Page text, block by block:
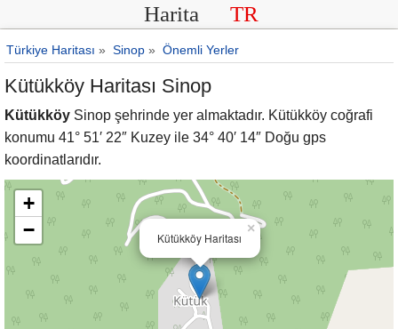
Harita TR
Türkiye Haritası » Sinop » Önemli Yerler
Kütükköy Haritası Sinop
Kütükköy Sinop şehrinde yer almaktadır. Kütükköy coğrafi
konumu 41° 51′ 22″ Kuzey ile 34° 40′ 14″ Doğu gps
koordinatlarıdır.
Kütükköy Haritası
×
+
−